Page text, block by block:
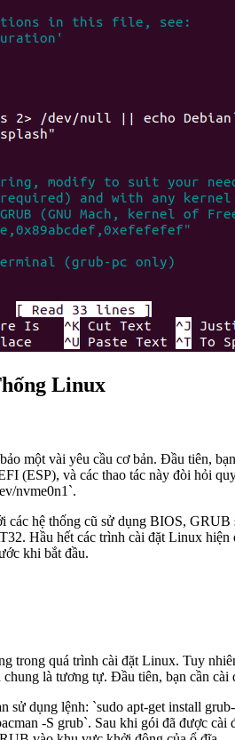
Linux
một vài yêu cầu cơ bản. Đầu tiên,
(ESP), và các thao tác này đòi hỏi
nvme0n1`.
hệ thống cũ sử dụng BIOS,
Hầu hết các trình cài đặt Linux
khi bắt đầu.
trong quá trình cài đặt Linux. Tuy
là tương tự. Đầu tiên, bạn cần
sử dụng lệnh: `sudo apt-get install
-S grub`. Sau khi gói đã được